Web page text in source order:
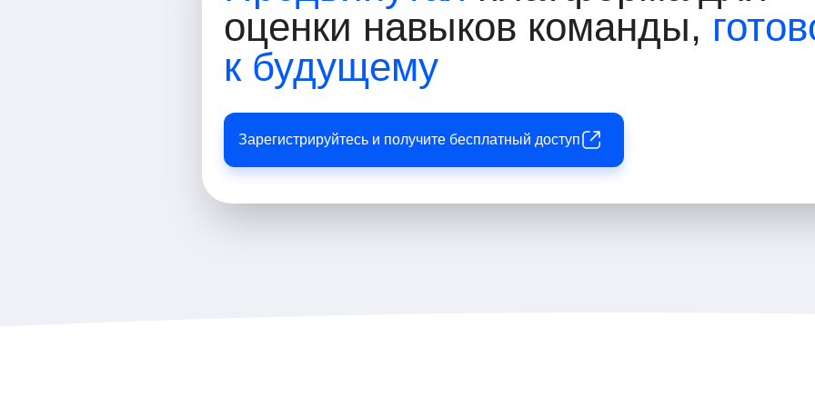
оценки навыков команды,
к будущему
Зарегистрируйтесь и получите бесплатный доступ